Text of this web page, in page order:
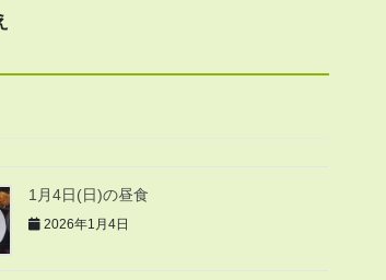
1月4日(日)の昼食
2026年1月4日